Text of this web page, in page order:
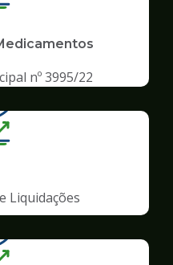
nº 3995/22
Liquidações